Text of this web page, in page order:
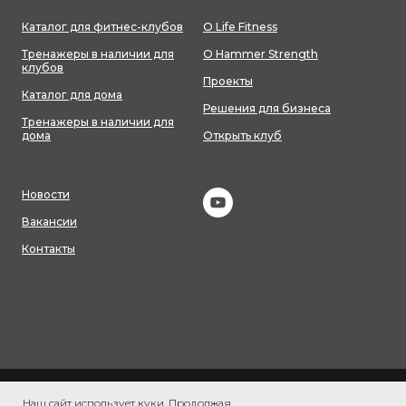
Наш сайт использует куки. Продолжая
Каталог для фитнес-клубов
Тренажеры в наличии для
клубов
Каталог для дома
Тренажеры в наличии для
дома
О Life Fitness
О Hammer Strength
Проекты
Решения для бизнеса
Открыть клуб
Новости
Вакансии
Контакты
Согласие на обработку персональных данных